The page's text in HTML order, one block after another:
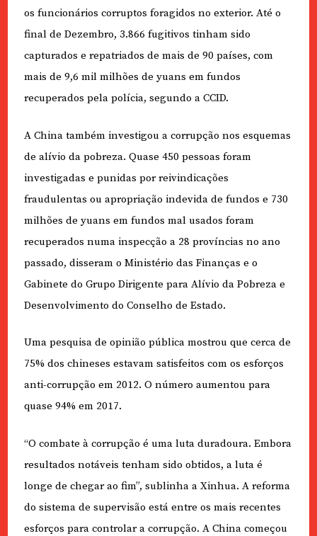
os funcionários corruptos foragidos no exterior. Até o
final de Dezembro, 3.866 fugitivos tinham sido
capturados e repatriados de mais de 90 países, com
mais de 9,6 mil milhões de yuans em fundos
recuperados pela polícia, segundo a CCID.
A China também investigou a corrupção nos esquemas
de alívio da pobreza. Quase 450 pessoas foram
investigadas e punidas por reivindicações
fraudulentas ou apropriação indevida de fundos e 730
milhões de yuans em fundos mal usados foram
recuperados numa inspecção a 28 províncias no ano
passado, disseram o Ministério das Finanças e o
Gabinete do Grupo Dirigente para Alívio da Pobreza e
Desenvolvimento do Conselho de Estado.
Uma pesquisa de opinião pública mostrou que cerca de
75% dos chineses estavam satisfeitos com os esforços
anti-corrupção em 2012. O número aumentou para
quase 94% em 2017.
“O combate à corrupção é uma luta duradoura. Embora
resultados notáveis tenham sido obtidos, a luta é
longe de chegar ao fim”, sublinha a Xinhua. A reforma
do sistema de supervisão está entre os mais recentes
esforços para controlar a corrupção. A China começou